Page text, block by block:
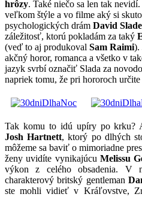
hrôzy. Také niečo sa len tak
veľkom štýle a vo filme aký si
psychologických drám David Slade
záležitosť, ktorú pokladám za taký
(veď to aj produkoval Sam Raimi).
akčný horor, romanca a všetko v
jazyk svrbí označiť Slada za
napriek tomu, že pri hororoch
Tak komu to idú upíry po krku?
Josh Hartnett, ktorý po dlhých
môžeme sa baviť o mimoriadne
ženy uvidíte vynikajúcu Melissu
výkon z celého obsadenia. V
charakterový britský gentleman
ste mohli vidieť v Kráľovstve,